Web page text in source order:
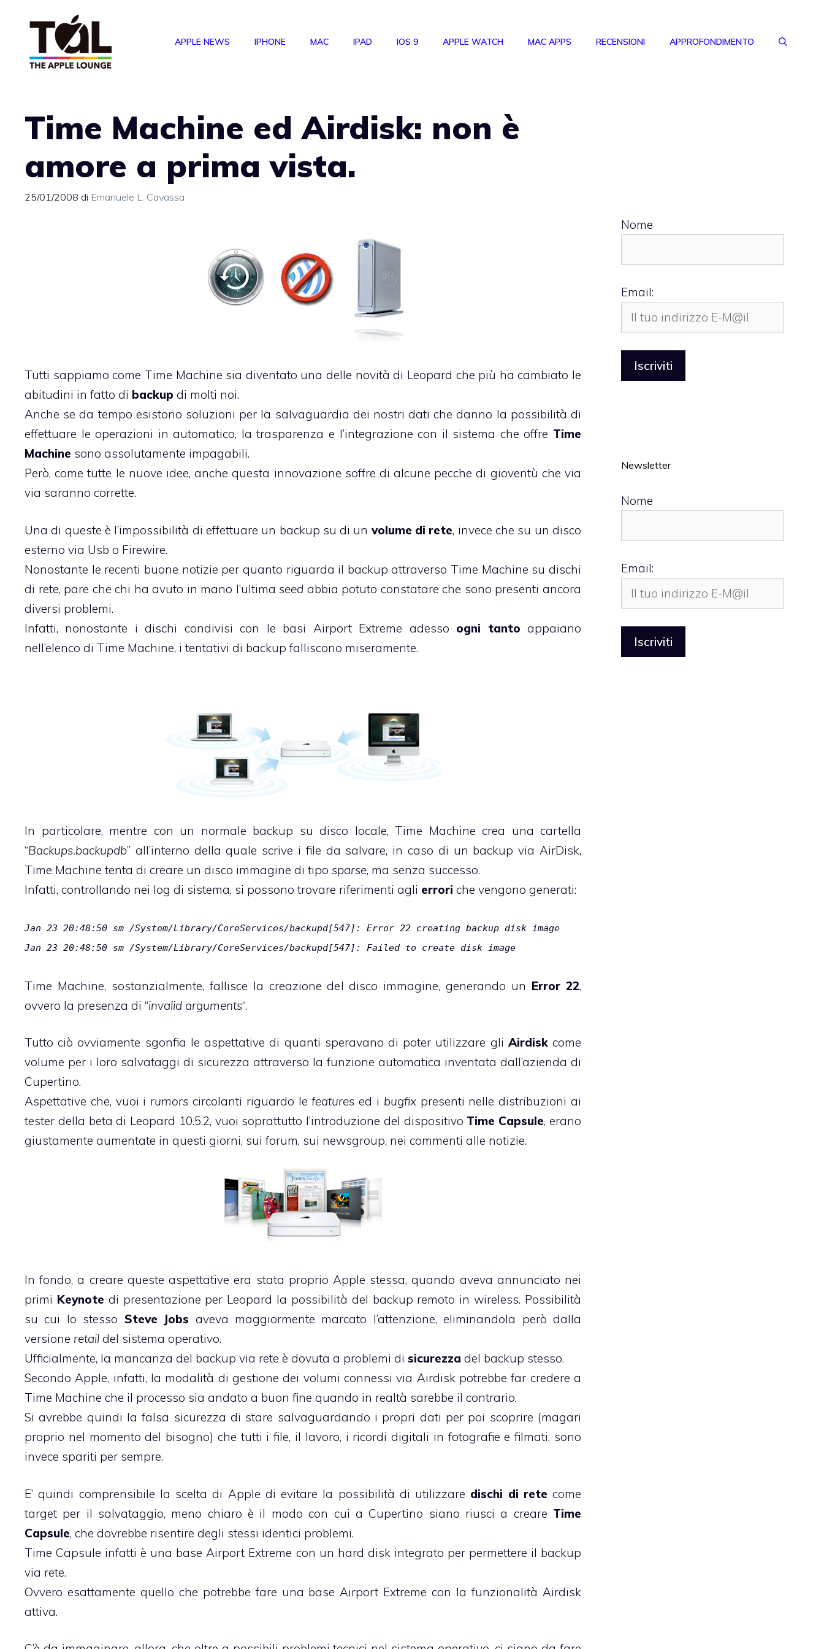
APPLE NEWS IPHONE MAC IPAD IOS 9 APPLE WATCH MAC APPS RECENSIONI APPROFONDIMENTO
Time Machine ed Airdisk: non è
amore a prima vista.
25/01/2008 di Emanuele L. Cavassa
Tutti sappiamo come Time Machine sia diventato una delle novità di Leopard che più ha cambiato le
abitudini in fatto di backup di molti noi.
Anche se da tempo esistono soluzioni per la salvaguardia dei nostri dati che danno la possibilità di
effettuare le operazioni in automatico, la trasparenza e l’integrazione con il sistema che offre Time
Machine sono assolutamente impagabili.
Però, come tutte le nuove idee, anche questa innovazione soffre di alcune pecche di gioventù che via
via saranno corrette.
Una di queste è l’impossibilità di effettuare un backup su di un volume di rete, invece che su un disco
esterno via Usb o Firewire.
Nonostante le recenti buone notizie per quanto riguarda il backup attraverso Time Machine su dischi
di rete, pare che chi ha avuto in mano l’ultimaseed abbia potuto constatare che sono presenti ancora
diversi problemi.
Infatti, nonostante i dischi condivisi con le basi Airport Extreme adesso ogni tanto appaiano
nell’elenco di Time Machine, i tentativi di backup falliscono miseramente.
In particolare, mentre con un normale backup su disco locale, Time Machine crea una cartella
“Backups.backupdb” all’interno della quale scrive i file da salvare, in caso di un backup via AirDisk,
Time Machine tenta di creare un disco immagine di tipo sparse, ma senza successo.
Infatti, controllando nei log di sistema, si possono trovare riferimenti agli errori che vengono generati:
Jan 23 20:48:50 sm /System/Library/CoreServices/backupd[547]: Error 22 creating backup disk image
Jan 23 20:48:50 sm /System/Library/CoreServices/backupd[547]: Failed to create disk image
Time Machine, sostanzialmente, fallisce la creazione del disco immagine, generando un Error 22,
ovvero la presenza di “invalid arguments“.
Tutto ciò ovviamente sgonfia le aspettative di quanti speravano di poter utilizzare gli Airdiskcome
volume per i loro salvataggi di sicurezza attraverso la funzione automatica inventata dall’azienda di
Cupertino.
Aspettative che, vuoi i rumors circolanti riguardo lefeatures ed i bugfixpresenti nelle distribuzioni ai
tester della beta di Leopard 10.5.2, vuoi soprattutto l’introduzione del dispositivo Time Capsule, erano
giustamente aumentate in questi giorni, sui forum, sui newsgroup, nei commenti alle notizie.
In fondo, a creare queste aspettative era stata proprio Apple stessa, quando aveva annunciato nei
primi Keynote di presentazione per Leopard la possibilità del backup remoto in wireless. Possibilità
su cui lo stesso Steve Jobs aveva maggiormente marcato l’attenzione, eliminandola però dalla
versione retail del sistema operativo.
Ufficialmente, la mancanza del backup via rete è dovuta a problemi di sicurezza del backup stesso.
Secondo Apple, infatti, la modalità di gestione dei volumi connessi via Airdisk potrebbe far credere a
Time Machine che il processo sia andato a buon fine quando in realtà sarebbe il contrario.
Si avrebbe quindi la falsa sicurezza di stare salvaguardando i propri dati per poi scoprire (magari
proprio nel momento del bisogno) che tutti i file, il lavoro, i ricordi digitali in fotografie e filmati, sono
invece spariti per sempre.
E’ quindi comprensibile la scelta di Apple di evitare la possibilità di utilizzare dischi di rete come
target per il salvataggio, meno chiaro è il modo con cui a Cupertino siano riusci a creare Time
Capsule, che dovrebbe risentire degli stessi identici problemi.
Time Capsule infatti è una base Airport Extreme con un hard disk integrato per permettere il backup
via rete.
Ovvero esattamente quello che potrebbe fare una base Airport Extreme con la funzionalità Airdisk
attiva.
Nome
Email:
Newsletter
Nome
Email: